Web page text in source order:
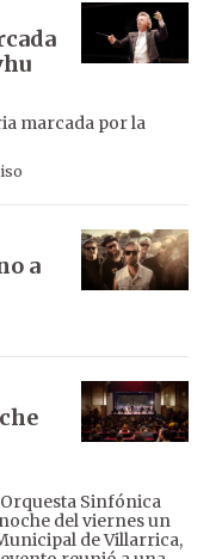
marcada por la
a
Sinfónica
del viernes un
de Villarrica,